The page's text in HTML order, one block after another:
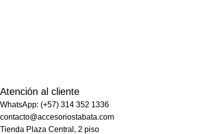
Atención al cliente
WhatsApp: (+57) 314 352 1336
contacto@accesoriostabata.com
Tienda Plaza Central, 2 piso